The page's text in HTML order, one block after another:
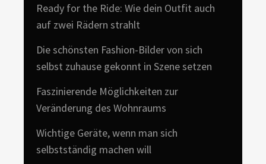
Ready for the Ride: Wie dein Outfit auch
auf zwei Rädern strahlt
Die schönsten Fashion-Bilder von sich
selbst zuhause gekonnt in Szene setzen
Faszinierende Möglichkeiten zur
Veränderung des Wohnraums
Wichtige Geräte, wenn man sich
selbstständig machen will